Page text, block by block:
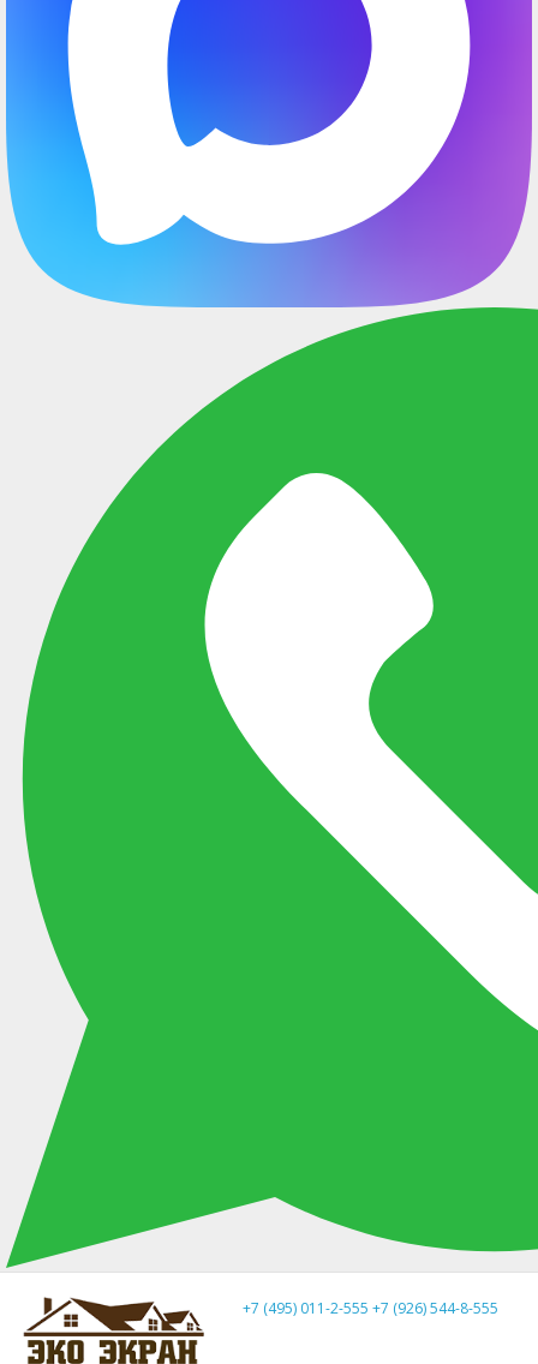
+7 (495) 011-2-555 +7 (926) 544-8-555